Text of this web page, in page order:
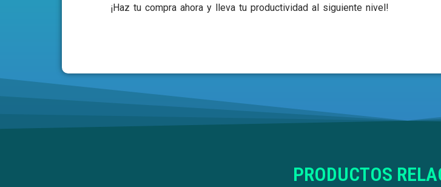
¡Haz tu compra ahora y lleva tu productividad al siguiente nivel!
PRODUCTOS